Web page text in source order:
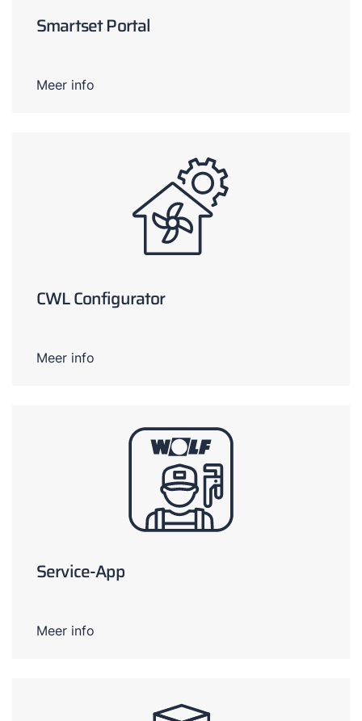
Smartset Portal
Meer info
CWL Configurator
Meer info
Service-App
Meer info
Service App